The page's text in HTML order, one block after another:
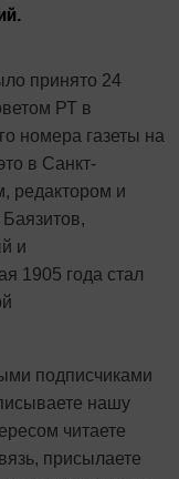
принято 24
РТ в
номера газеты на
в Санкт-
редактором и
и
1905 года стал
подписчиками
нашу
читаете
присылаете